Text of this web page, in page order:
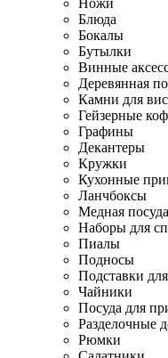
Ножи
Блюда
Бокалы
Бутылки
Винные
Деревянная
Камни для
Гейзерные
Графины
Декантеры
Кружки
Кухонные
Ланчбоксы
Медная посуда
Наборы для
Пиалы
Подносы
Подставки
Чайники
Посуда для
Разделочные
Рюмки